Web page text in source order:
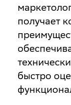
получает
быстро